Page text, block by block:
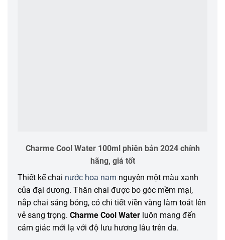
Charme Cool Water 100ml phiên bản 2024 chính
hãng, giá tốt
Thiết kế chai nước hoa nam nguyên một màu xanh
của đại dương. Thân chai được bo góc mềm mại,
nắp chai sáng bóng, có chi tiết viền vàng làm toát lên
vẻ sang trọng. Charme Cool Water luôn mang đến
cảm giác mới lạ với độ lưu hương lâu trên da.